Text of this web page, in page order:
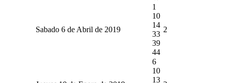
Sabado 6 de Abril de 2019
1
10
14
33
39
44
2
6
10
13